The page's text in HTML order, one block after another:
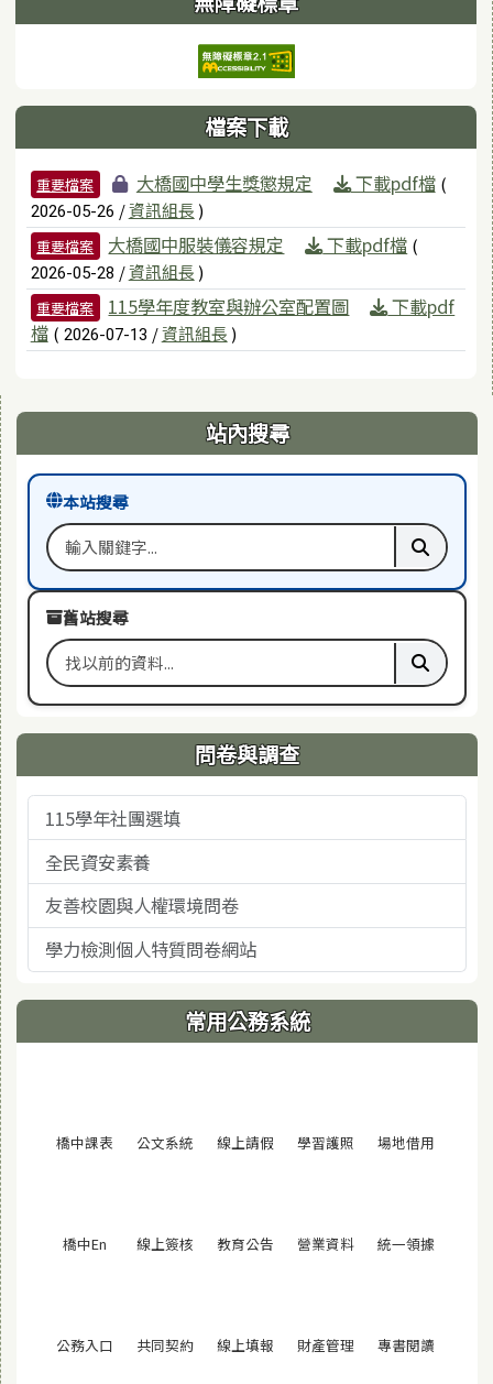
檔案下載
檔案列表
重要檔案 大橋國中學生獎懲規定 下載pdf檔 (
2026-05-26 /資訊組長 )
重要檔案 大橋國中服裝儀容規定 下載pdf檔 (
2026-05-28 /資訊組長 )
重要檔案 115學年度教室與辦公室配置圖
下載pdf
檔 ( 2026-07-13 /資訊組長 )
右邊區域內容 站內搜尋
本站搜尋
搜尋關鍵字 執行本
舊站搜尋
搜尋舊站關鍵字 執行舊
問卷與調查
115學年社團選填
全民資安素養
友善校園與人權環境問卷
學力檢測個人特質問卷網站
常用公務系統
橋中課表 (另開視窗)
公文系統 (另開視窗)
線上請假 (另開視窗)
學習護照 (另開視窗)
場地借用
橋中En (另開視窗)
線上簽核 (另開視窗)
教育公告 (另開視窗)
營業資料(另開視窗)
統一領據
公務入口 (另開視窗)
共同契約(另開視窗)
線上填報 (另開視窗)
財產管理 (另開視窗)
專書閱讀